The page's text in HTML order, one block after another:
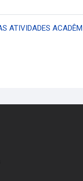
ATIVIDADES